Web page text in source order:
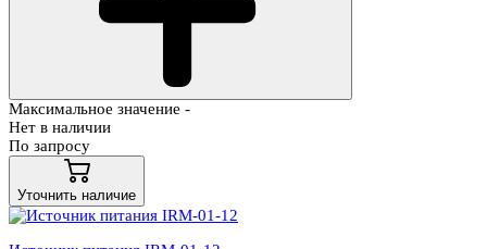
Максимальное значение -
Нет в наличии
По запросу
Уточнить наличие